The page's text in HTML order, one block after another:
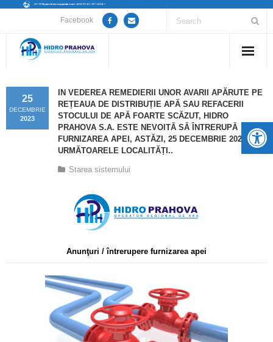
Facebook
Despre noi
Anunțuri lucrări / opriri apă
Guvernanță Corporativă
Informații de interes public
Calitatea apei
Comunicare
IN VEDEREA REMEDIERII UNOR AVARII APĂRUTE PE
REȚEAUA DE DISTRIBUȚIE APĂ SAU REFACERII
STOCULUI DE APĂ FOARTE SCĂZUT, HIDRO
PRAHOVA S.A. ESTE NEVOITĂ SĂ ÎNTRERUPĂ
FURNIZAREA APEI, ASTĂZI, 25 DECEMBRIE 2023, ÎN
URMĂTOARELE LOCALITĂȚI..
25
DECEMBRIE
2023
Starea sistemului
Anunţuri / întrerupere furnizarea apei